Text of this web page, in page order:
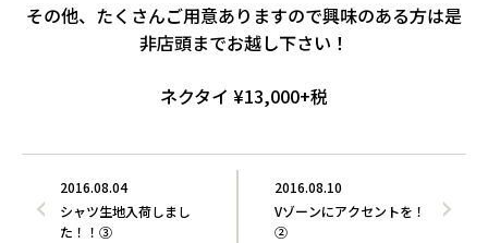
その他、たくさんご用意ありますので興味のある方は是
非店頭までお越し下さい！
ネクタイ ¥13,000+税
2016.08.10
Vゾーンにアクセントを！
②
2016.08.04
シャツ生地入荷しまし
た！！③